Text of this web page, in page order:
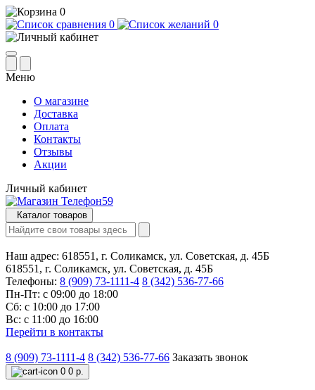
0
0
0
Меню
О магазине
Доставка
Оплата
Контакты
Отзывы
Акции
Личный кабинет
Каталог товаров
Наш адрес: 618551, г. Соликамск, ул. Советская, д. 45Б
618551, г. Соликамск, ул. Советская, д. 45Б
Телефоны: 8 (909) 73-1111-4 8 (342) 536-77-66
Пн-Пт: с 09:00 до 18:00
Сб: с 10:00 до 17:00
Вс: с 11:00 до 16:00
Перейти в контакты
8 (909) 73-1111-4 8 (342) 536-77-66 Заказать звонок
0 0 р.